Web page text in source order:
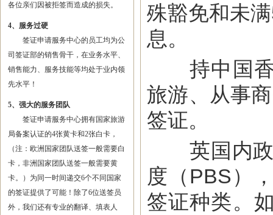
各位亲们因被拒签而造成的损失。
4、服务过硬
签证申请服务中心的员工均为公
司签证部的销售骨干，在业务水平、
销售能力、服务技能等均处于业内领
先水平！
5、强大的服务团队
签证申请服务中心拥有国家旅游
局备案认证的4张黄卡和2张白卡，
（注：欧洲国家团队送签一般需要白
卡，非洲国家团队送签一般需要黄
卡。）为同一时间递交6个不同国家
的签证提供了可能！除了6位送签员
外，我们还有专业的翻译、填表人
殊豁免和未
息。
持中国香
旅游、从事
签证。
英国内政
度（PBS）
签证种类。